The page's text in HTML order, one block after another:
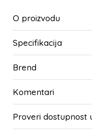
O proizvodu
Specifikacija
Brend
Komentari
Proveri dostupnost